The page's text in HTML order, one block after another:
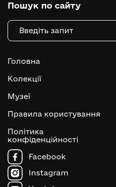
Пошук по сайту
Головна
Колекції
Музеї
Правила користування
Політика
конфіденційності
Facebook
Instagram